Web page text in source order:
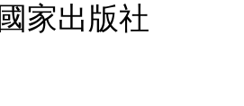
國家出版社